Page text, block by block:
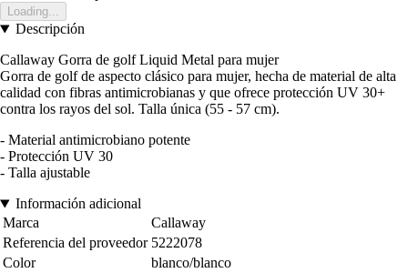
Loading...
Descripción
Callaway Gorra de golf Liquid Metal para mujer
Gorra de golf de aspecto clásico para mujer, hecha de material de alta
calidad con fibras antimicrobianas y que ofrece protección UV 30+
contra los rayos del sol. Talla única (55 - 57 cm).
- Material antimicrobiano potente
- Protección UV 30
- Talla ajustable
Información adicional
Marca
Callaway
Referencia del proveedor 5222078
Color
blanco/blanco